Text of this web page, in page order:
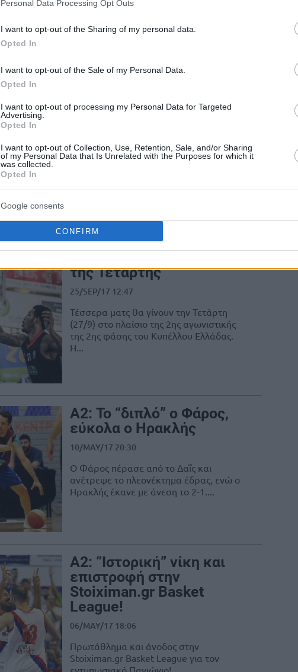
Personal Data Processing Opt Outs
I want to opt-out of the Sharing of my personal data.
Opted In
I want to opt-out of the Sale of my Personal Data.
Opted In
I want to opt-out of processing my Personal Data for Targeted
Advertising.
Opted In
I want to opt-out of Collection, Use, Retention, Sale, and/or Sharing
of my Personal Data that Is Unrelated with the Purposes for which it
was collected.
Opted In
Google consents
CONFIRM
ο Ηρακλής, συνεχίζει η
Ηρακλή, που γνώρισε την ήττα από τον
χορηγός κοντά της,
άλλαξε και το όνομα
Α2.
της Τετάρτης
25/SEP/17 12:47
Τέσσερα ματς θα γίνουν την Τετάρτη
(27/9) στο πλαίσιο της 2ης αγωνιστικής
της 2ης φάσης του Κυπέλλου Ελλάδας.
Η...
Α2: Το “διπλό” ο Φάρος,
εύκολα ο Ηρακλής
10/MAY/17 20:30
Ο Φάρος πέρασε από το Δαΐς και
ανέτρεψε το πλεονέκτημα έδρας, ενώ ο
Ηρακλής έκανε με άνεση το 2-1....
Α2: “Ιστορική” νίκη και
επιστροφή στην
Stoiximan.gr Basket
League!
06/MAY/17 18:06
Πρωτάθλημα και άνοδος στην
Stoiximan.gr Basket League για τον